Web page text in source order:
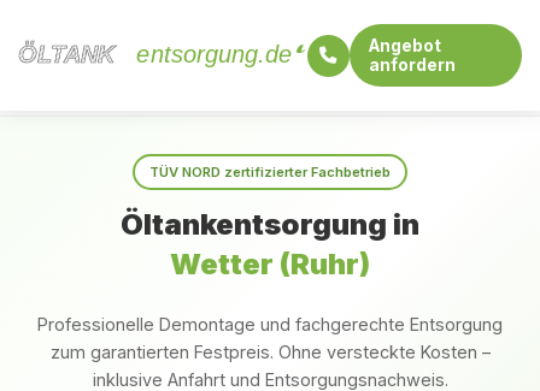
ÖLTANK
ÖLTANK entsorgung.de
Angebot
anfordern
TÜV NORD zertifizierter Fachbetrieb
Öltankentsorgung in
Wetter (Ruhr)
Professionelle Demontage und fachgerechte Entsorgung
zum garantierten Festpreis. Ohne versteckte Kosten –
inklusive Anfahrt und Entsorgungsnachweis.